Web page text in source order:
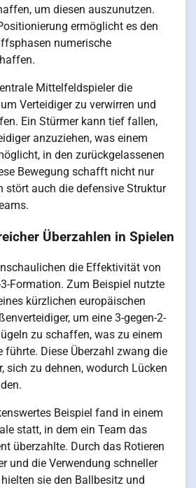
um diesen auszunutzen.
ermöglicht es den
numerische
Mittelfeldspieler die
Verteidiger zu verwirren und
Ein Stürmer kann tief fallen,
anzuziehen, was einem
in den zurückgelassenen
Bewegung schafft nicht nur
stört auch die defensive Struktur
Überzahlen in Spielen
die Effektivität von
Formation. Zum Beispiel nutzte
kürzlichen europäischen
um eine 3-gegen-2-
zu schaffen, was zu einem
führte. Diese Überzahl zwang die
sich zu dehnen, wodurch Lücken
Beispiel fand in einem
statt, in dem ein Team das
überzahlte. Durch das Rotieren
und die Verwendung schneller
sie den Ballbesitz und